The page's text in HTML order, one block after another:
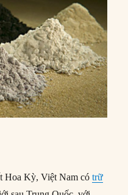
Hoa Kỳ, Việt Nam cótrữ